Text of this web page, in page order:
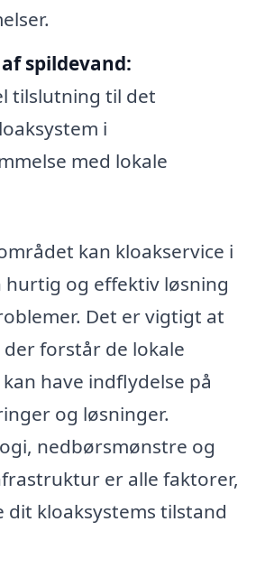
spildevand:
tilslutning til det
i
med lokale
kan kloakservice i
hurtig og effektiv løsning
Det er vigtigt at
forstår de lokale
have indflydelse på
og løsninger.
nedbørsmønstre og
er alle faktorer,
dit kloaksystems tilstand